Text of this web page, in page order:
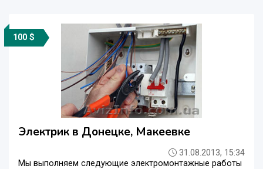
100 $
Электрик в Донецке, Макеевке
31.08.2013, 15:34
Мы выполняем следующие электромонтажные работы